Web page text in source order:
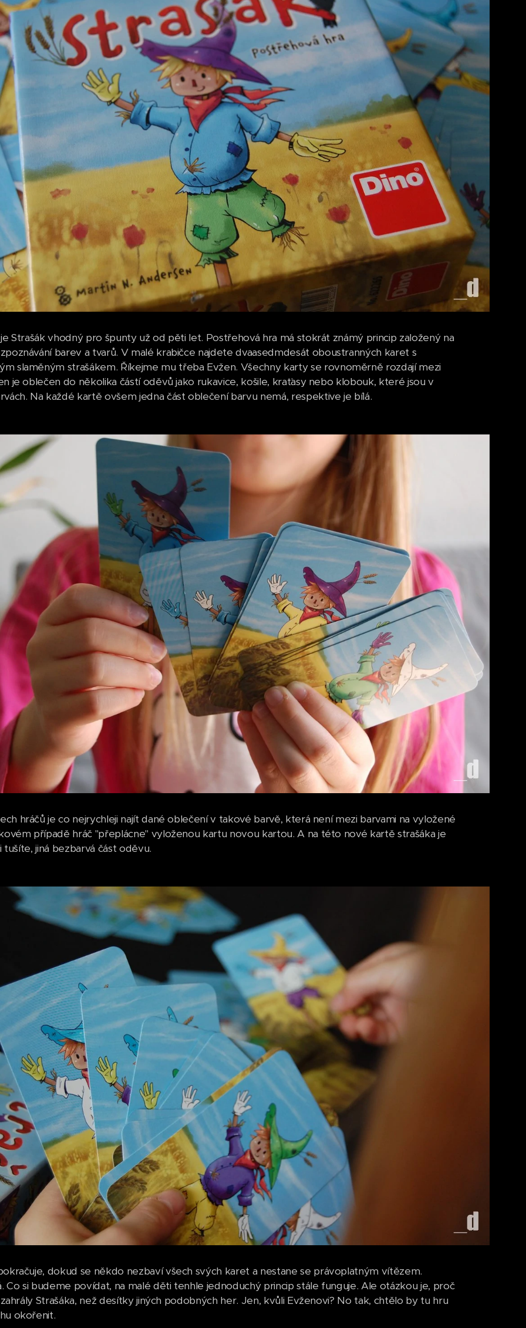
Strašák vhodný pro špunty už od pěti let. Postřehová hra má stokrát známý princip založený na
barev a tvarů. V malé krabičce najdete dvaasedmdesát oboustranných karet s
slaměným strašákem. Říkejme mu třeba Evžen. Všechny karty se rovnoměrně rozdají mezi
je oblečen do několika částí oděvů jako rukavice, košile, kraťasy nebo klobouk, které jsou v
Na každé kartě ovšem jedna část oblečení barvu nemá, respektive je bílá.
hráčů je co nejrychleji najít dané oblečení v takové barvě, která není mezi barvami na vyložené
případě hráč "přeplácne" vyloženou kartu novou kartou. A na této nové kartě strašáka je
tušíte, jiná bezbarvá část oděvu.
dokud se někdo nezbaví všech svých karet a nestane se právoplatným vítězem.
Co si budeme povídat, na malé děti tenhle jednoduchý princip stále funguje. Ale otázkou je, proč
Strašáka, než desítky jiných podobných her. Jen, kvůli Evženovi? No tak, chtělo by tu hru
okořenit.